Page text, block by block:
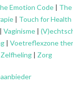
Emotion Code |
| Touch for Health
| Vaginisme |
| Voetreflexzone
Zelfheling | Zorg